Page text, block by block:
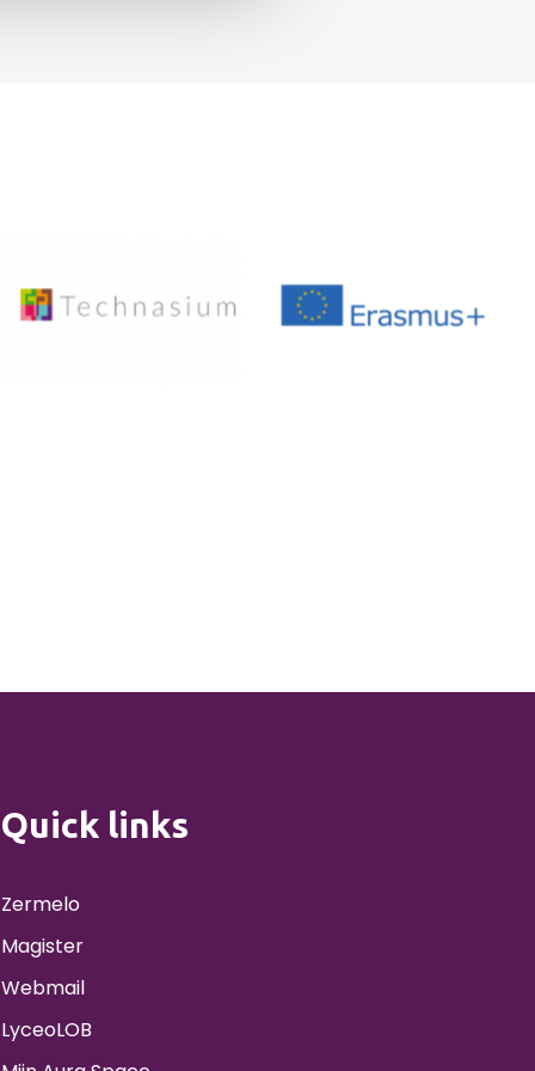
Quick links
Zermelo
Magister
Webmail
LyceoLOB